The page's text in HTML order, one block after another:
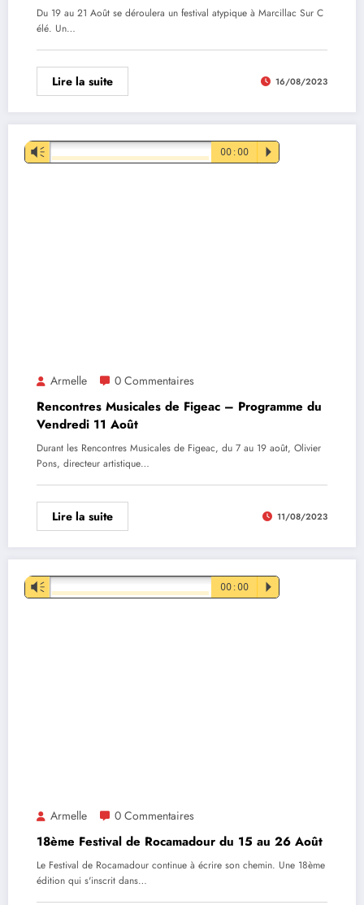
Du 19 au 21 Août se déroulera un festival atypique à Marcillac Sur C
élé. Un…
Lire la suite 16/08/2023
Lecteur
audio
Vm 00:00 P
Armelle 0 Commentaires
Rencontres Musicales de Figeac – Programme du
Vendredi 11 Août
Durant les Rencontres Musicales de Figeac, du 7 au 19 août, Olivier
Pons, directeur artistique…
Lire la suite 11/08/2023
Lecteur
audio
Vm 00:00 P
Armelle 0 Commentaires
18ème Festival de Rocamadour du 15 au 26 Août
Le Festival de Rocamadour continue à écrire son chemin. Une 18ème
édition qui s'inscrit dans…